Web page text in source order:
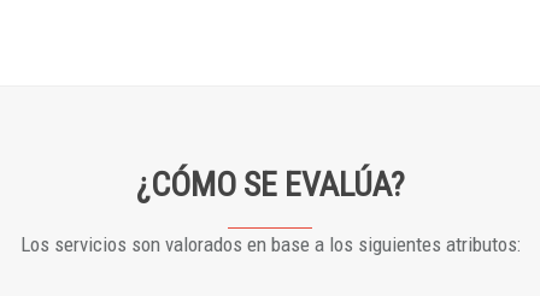
¿CÓMO SE EVALÚA?
Los servicios son valorados en base a los siguientes atributos: